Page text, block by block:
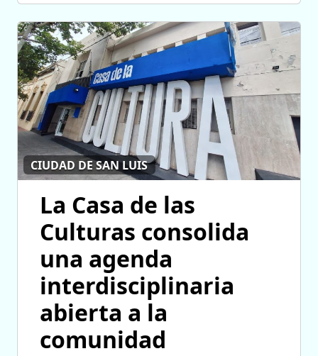
CIUDAD DE SAN LUIS
La Casa de las
Culturas consolida
una agenda
interdisciplinaria
abierta a la
comunidad